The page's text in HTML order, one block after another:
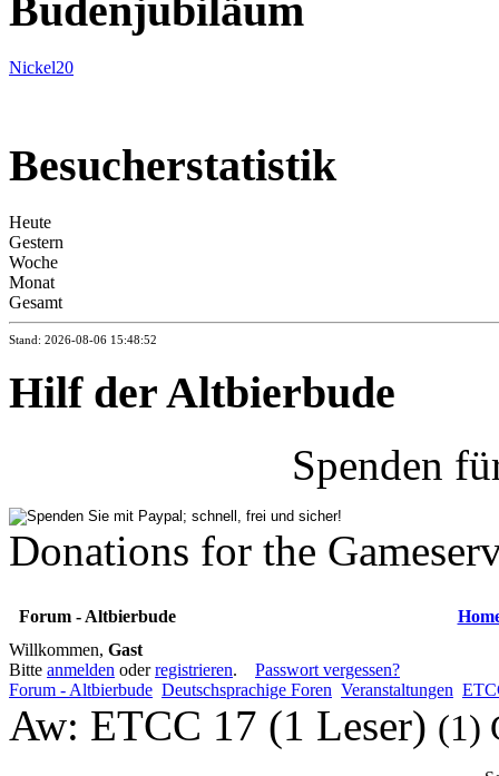
Budenjubiläum
Nickel20
Besucherstatistik
Heute
Gestern
Woche
Monat
Gesamt
Stand: 2026-08-06 15:48:52
Hilf der Altbierbude
Spenden
Donations for the
Forum - Altbierbude
Willkommen, Gast
Bitte anmelden oderregistrieren. Passwort vergessen?
Forum - Altbierbude Deutschsprachige Foren Veranstaltungen
Aw: ETCC 17 (1 Leser) (1)